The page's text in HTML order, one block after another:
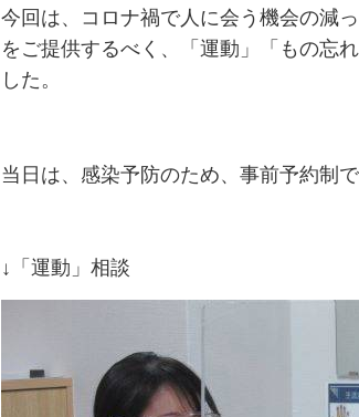
今回は、コロナ禍で人に会う機会の減
をご提供するべく、「運動」「もの忘
した。
当日は、感染予防のため、事前予約制
↓「運動」相談